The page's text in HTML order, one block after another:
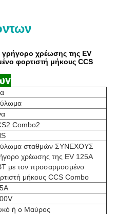
χρέωσης της EV
φορτιστή μήκους CCS
Combo2
σταθμών ΣΥΝΕΧΟΥΣ
χρέωσης της EV 125A
με τον προσαρμοσμένο
μήκους CCS Combo
ή ο Μαύρος